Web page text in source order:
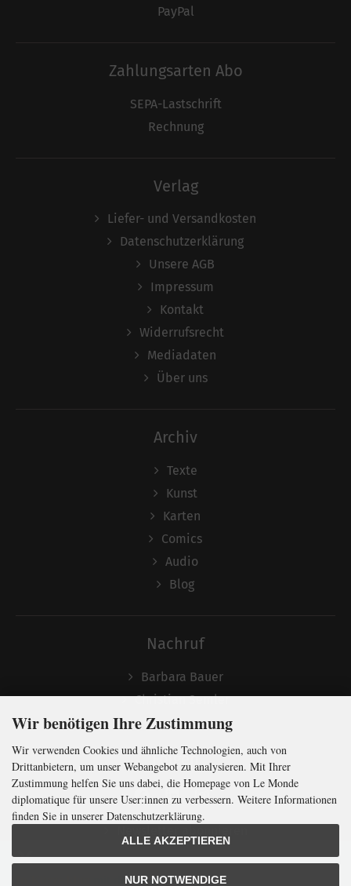
mit der weltweitgrößten
PayPal
Zahlungsarten Abo
SEPA-Lastschrift
Rechnung
Verlag
Liefer- und Versandkosten
Datenschutzerklärung
Unsere AGB
Impressum
Kontakt
Widerrufsrecht
Mediadaten
Über uns
Archiv
Texte
Kunst
Karten
Comics
Audio
Blog
Nachruf
Barbara Bauer
Christian Semler
Folgen
Wir benötigen Ihre Zustimmung
Wir verwenden Cookies und ähnliche Technologien, auch von
Drittanbietern, um unser Webangebot zu analysieren. Mit Ihrer
Zustimmung helfen Sie uns dabei, die Homepage von Le Monde
diplomatique für unsere User:innen zu verbessern. Weitere Informationen
finden Sie in unserer Datenschutzerklärung.
ALLE AKZEPTIEREN
NUR NOTWENDIGE